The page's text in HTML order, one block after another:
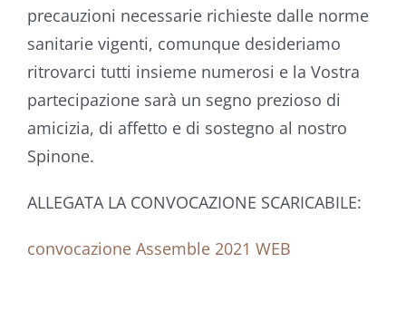
precauzioni necessarie richieste dalle norme
sanitarie vigenti, comunque desideriamo
ritrovarci tutti insieme numerosi e la Vostra
partecipazione sarà un segno prezioso di
amicizia, di affetto e di sostegno al nostro
Spinone.
ALLEGATA LA CONVOCAZIONE SCARICABILE:
convocazione Assemble 2021 WEB
VIII
MONDIALE